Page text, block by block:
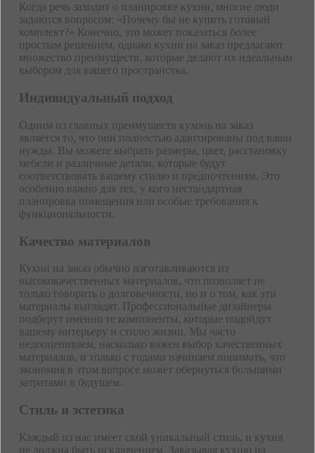
Когда речь заходит о планировке кухни, многие люди
задаются вопросом: «Почему бы не купить готовый
комплект?» Конечно, это может показаться более
простым решением, однако кухни на заказ предлагают
множество преимуществ, которые делают их идеальным
выбором для вашего пространства.
Индивидуальный подход
Одним из главных преимуществ кухонь на заказ
является то, что они полностью адаптированы под ваши
нужды. Вы можете выбрать размеры, цвет, расстановку
мебели и различные детали, которые будут
соответствовать вашему стилю и предпочтениям. Это
особенно важно для тех, у кого нестандартная
планировка помещения или особые требования к
функциональности.
Качество материалов
Кухни на заказ обычно изготавливаются из
высококачественных материалов, что позволяет не
только говорить о долговечности, но и о том, как эти
материалы выглядят. Профессиональные дизайнеры
подберут именно те компоненты, которые подойдут
вашему интерьеру и стилю жизни. Мы часто
недооцениваем, насколько важен выбор качественных
материалов, и только с годами начинаем понимать, что
экономия в этом вопросе может обернуться большими
затратами в будущем.
Стиль и эстетика
Каждый из нас имеет свой уникальный стиль, и кухня
не должна быть исключением. Заказывая кухню на